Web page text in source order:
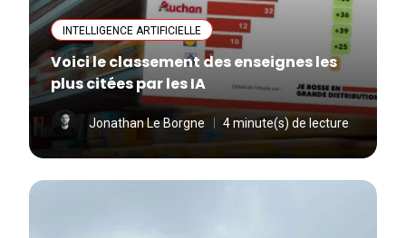
INTELLIGENCE ARTIFICIELLE
Voici le classement des enseignes les
plus citées par les IA
Jonathan Le Borgne 4 minute(s) de lecture